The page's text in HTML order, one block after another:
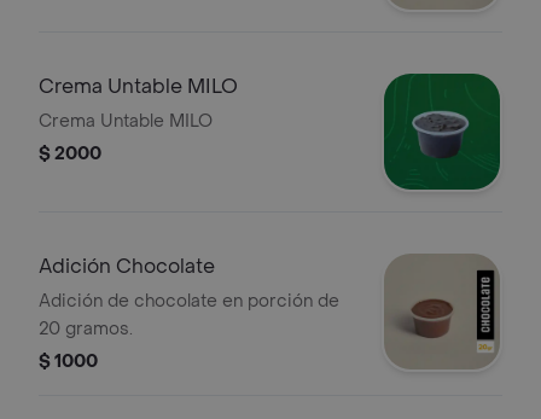
Crema Untable MILO
Crema Untable MILO
$ 2000
Adición Chocolate
Adición de chocolate en porción de
20 gramos.
$ 1000